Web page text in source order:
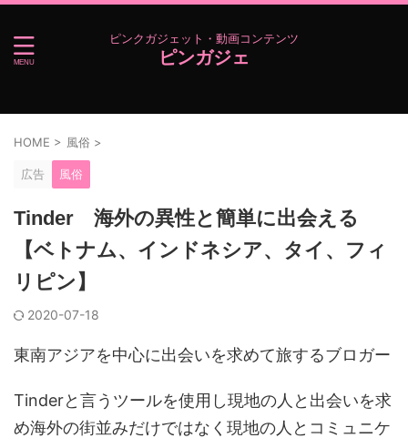
ピンクガジェット・動画コンテンツ
ピンガジェ
HOME > 風俗 >
広告 風俗
Tinder 海外の異性と簡単に出会える
【ベトナム、インドネシア、タイ、フィ
リピン】
2020-07-18
東南アジアを中心に出会いを求めて旅するブロガー
Tinderと言うツールを使用し現地の人と出会いを求
め海外の街並みだけではなく現地の人とコミュニケ